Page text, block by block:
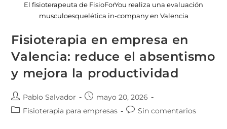
El fisioterapeuta de FisioForYou realiza una evaluación
musculoesquelética in-company en Valencia
Fisioterapia en empresa en
Valencia: reduce el absentismo
y mejora la productividad
Pablo Salvador
mayo 20, 2026
Fisioterapia para empresas
Sin comentarios